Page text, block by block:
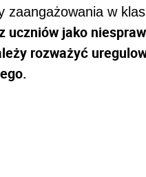
zaangażowania w
uczniów jako
rozważyć